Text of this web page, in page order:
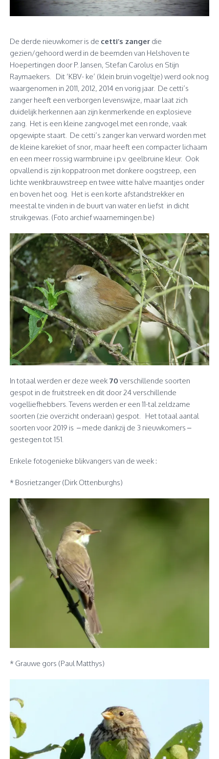
De derde nieuwkomer is de cetti’s zanger die
gezien/gehoord werd in de beemden van Helshoven te
Hoepertingen door P. Jansen, Stefan Carolus en Stijn
Raymaekers. Dit ‘KBV- ke’ (klein bruin vogeltje) werd ook nog
waargenomen in 2011, 2012, 2014 en vorig jaar. De cetti’s
zanger heeft een verborgen levenswijze, maar laat zich
duidelijk herkennen aan zijn kenmerkende en explosieve
zang. Het is een kleine zangvogel met een ronde, vaak
opgewipte staart. De cetti’s zanger kan verward worden met
de kleine karekiet of snor, maar heeft een compacter lichaam
en een meer rossig warmbruine i.p.v. geelbruine kleur. Ook
opvallend is zijn koppatroon met donkere oogstreep, een
lichte wenkbrauwstreep en twee witte halve maantjes onder
en boven het oog. Het is een korte afstandstrekker en
meestal te vinden in de buurt van water en liefst in dicht
struikgewas. (Foto archief waarnemingen.be)
In totaal werden er deze week 70 verschillende soorten
gespot in de fruitstreek en dit door 24 verschillende
vogelliefhebbers. Tevens werden er een 11-tal zeldzame
soorten (zie overzicht onderaan) gespot. Het totaal aantal
soorten voor 2019 is – mede dankzij de 3 nieuwkomers –
gestegen tot 151.
Enkele fotogenieke blikvangers van de week :
* Bosrietzanger (Dirk Ottenburghs)
* Grauwe gors (Paul Matthys)